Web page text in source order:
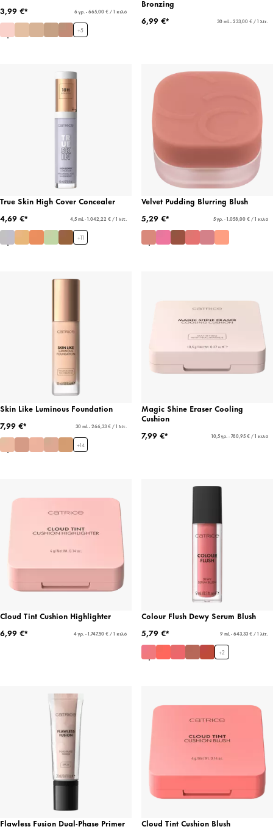
3,99 €*
6 γρ. - 665,00 € / 1 κιλό
+5
Bronzing
6,99 €*
30 mL - 233,00 € / 1 λίτ.
True Skin High Cover Concealer
4,69 €*
4,5 mL - 1.042,22 € / 1 λίτ.
+11
Velvet Pudding Blurring Blush
5,29 €*
5 γρ. - 1.058,00 € / 1 κιλό
Skin Like Luminous Foundation
7,99 €*
30 mL - 266,33 € / 1 λίτ.
+14
Magic Shine Eraser Cooling
Cushion
7,99 €*
10,5 γρ. - 760,95 € / 1 κιλό
Cloud Tint Cushion Highlighter
6,99 €*
4 γρ. - 1.747,50 € / 1 κιλό
Colour Flush Dewy Serum Blush
5,79 €*
9 mL - 643,33 € / 1 λίτ.
+2
Flawless Fusion Dual-Phase Primer
Cloud Tint Cushion Blush